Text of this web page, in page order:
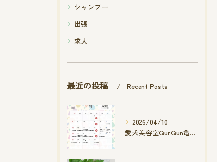
シャンプー
出張
求人
最近の投稿 Recent Posts
2026/04/10
愛犬美容室QunQun亀山エコー店